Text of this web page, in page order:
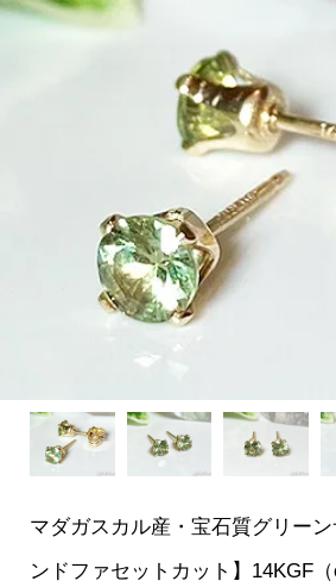
マダガスカル産・宝石質グリー
ンドファセットカット】14KGF（